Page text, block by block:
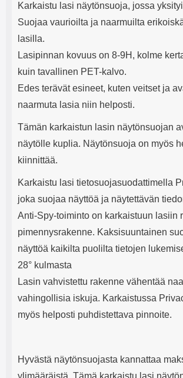
Karkaistu lasi näytönsuoja, jossa
Suojaa vaurioilta ja naarmuilta
lasilla.
Lasipinnan kovuus on 8-9H, kolme
kuin tavallinen PET-kalvo.
Edes terävät esineet, kuten veitset ja
naarmuta lasia niin helposti.
Tämän karkaistun lasin näytönsuojan
näytölle kuplia. Näytönsuoja on myös
kiinnittää.
Karkaistu lasi tietosuojasuodattimella
joka suojaa näyttöä ja näytettävän
Anti-Spy-toiminto on karkaistuun lasiin
pimennysrakenne. Kaksisuuntainen
näyttöä kaikilta puolilta tietojen
28° kulmasta
Lasin vahvistettu rakenne vähentää
vahingollisia iskuja. Karkaistussa
myös helposti puhdistettava pinnoite.
Hyvästä näytönsuojasta kannattaa
ylimääräistä. Tämä karkaistu lasi